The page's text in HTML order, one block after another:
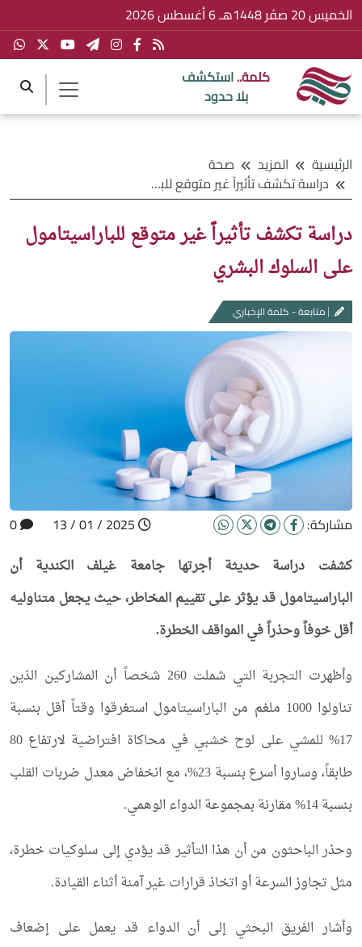
الخميس 20 صفَر 1448هـ 6 أغسطس 2026
كلمة..استكشف
بلا حدود
الرئيسية المزيد
صحة
دراسة تكشف تأثيراً غير متوقع للباراسيتامول على السلوك البشري
دراسة تكشف تأثيراً غير متوقع للباراسيتامول
على السلوك البشري
متابعة - كلمة الإخباري
مشاركة:
كشفت دراسة حديثة أجرتها جامعة غيلف الكندية أن
الباراسيتامول قد يؤثر على تقييم المخاطر، حيث يجعل متناوليه
أقل خوفاً وحذراً في المواقف الخطرة.
وأظهرت التجربة التي شملت 260 شخصاً أن المشاركين الذين
تناولوا 1000 ملغم من الباراسيتامول استغرقوا وقتاً أقل بنسبة
17% للمشي على لوح خشبي في محاكاة افتراضية لارتفاع 80
طابقاً، وساروا أسرع بنسبة 23%، مع انخفاض معدل ضربات القلب
بنسبة 14% مقارنة بمجموعة الدواء الوهمي.
وحذر الباحثون من أن هذا التأثير قد يؤدي إلى سلوكيات خطرة،
مثل تجاوز السرعة أو اتخاذ قرارات غير آمنة أثناء القيادة.
وأشار الفريق البحثي إلى أن الدواء قد يعمل على إضعاف